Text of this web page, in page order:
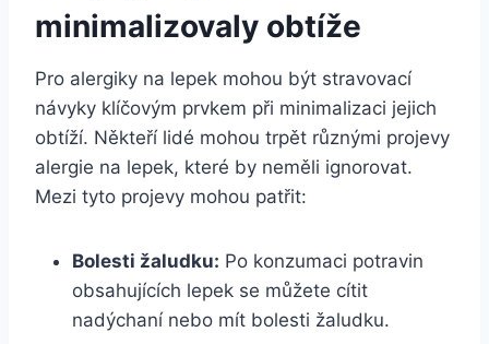
minimalizovaly obtíže
Pro alergiky na lepek mohou být stravovací
návyky klíčovým prvkem při minimalizaci jejich
obtíží. Někteří lidé mohou trpět různými projevy
alergie na lepek, které by neměli ignorovat.
Mezi tyto projevy mohou patřit:
Bolesti žaludku: Po konzumaci potravin
obsahujících lepek se můžete cítit
nadýchaní nebo mít bolesti žaludku.